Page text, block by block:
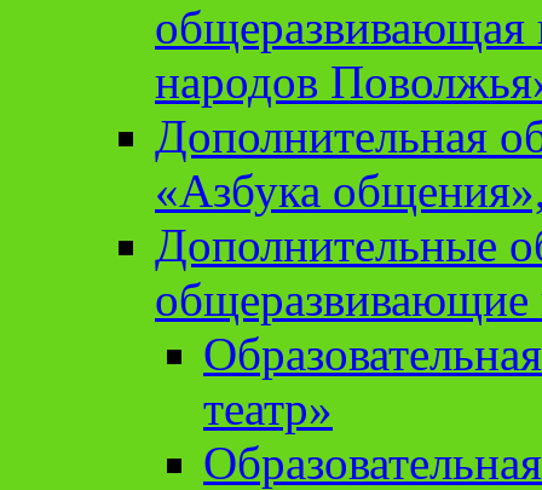
народов
Дополнительная
«Азбука
Дополнительные
театр»